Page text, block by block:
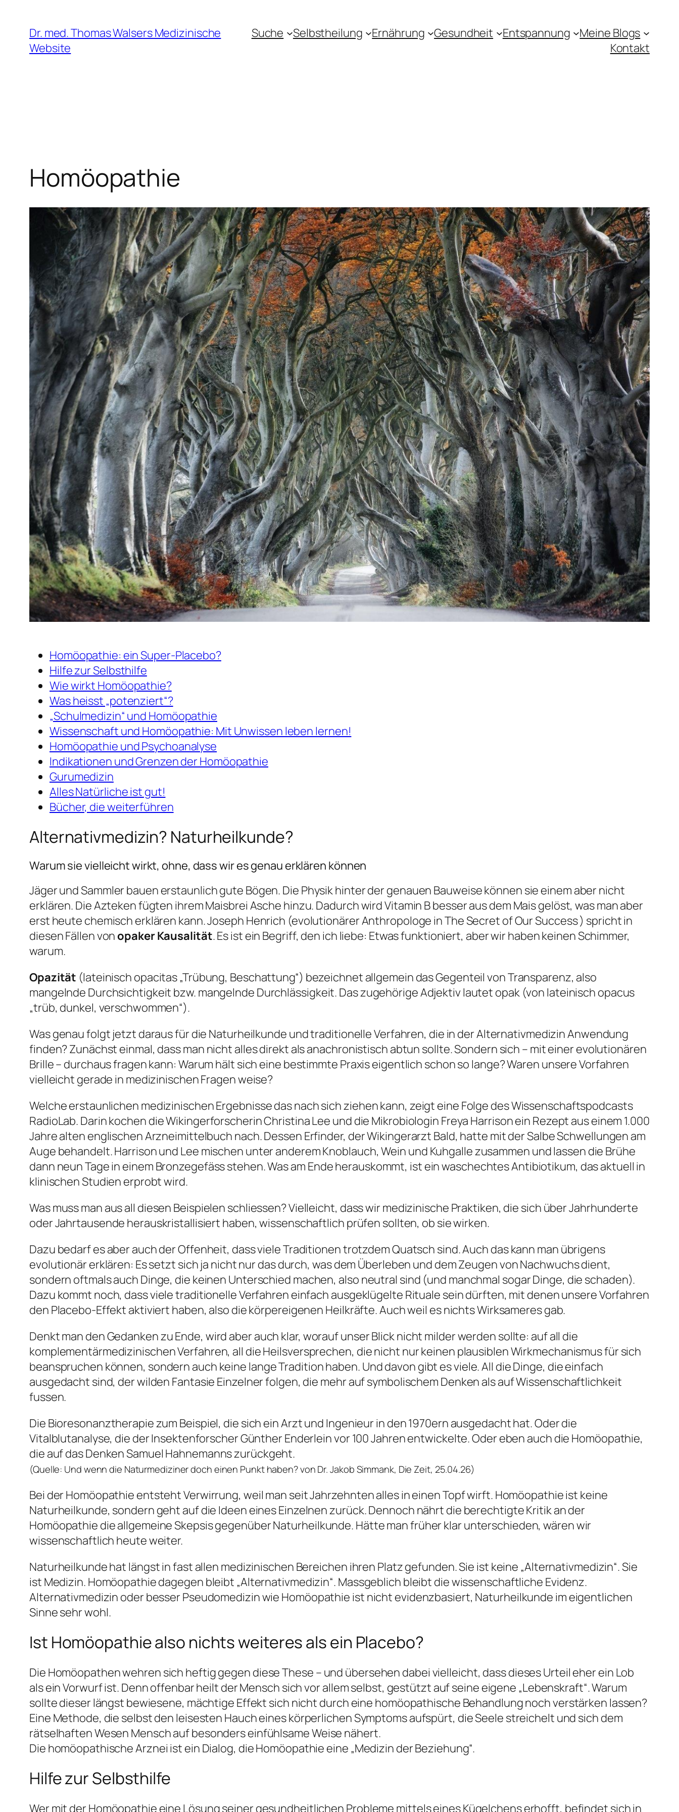
Inhalt
springen
Dr. med. Thomas Walsers Medizinische
Website
Suche Selbstheilung Ernährung Gesundheit Entspannung
Meine Blogs
Kontakt
Homöopathie
Homöopathie: ein Super-Placebo?
Hilfe zur Selbsthilfe
Wie wirkt Homöopathie?
Was heisst „potenziert“?
„Schulmedizin“ und Homöopathie
Wissenschaft und Homöopathie: Mit Unwissen leben lernen!
Homöopathie und Psychoanalyse
Indikationen und Grenzen der Homöopathie
Gurumedizin
Alles Natürliche ist gut!
Bücher, die weiterführen
Alternativmedizin? Naturheilkunde?
Warum sie vielleicht wirkt, ohne, dass wir es genau erklären können
Jäger und Sammler bauen erstaunlich gute Bögen. Die Physik hinter der genauen Bauweise können sie einem aber nicht
erklären. Die Azteken fügten ihrem Maisbrei Asche hinzu. Dadurch wird Vitamin B besser aus dem Mais gelöst, was man aber
erst heute chemisch erklären kann. Joseph Henrich (evolutionärer Anthropologe inThe Secret of Our Success) spricht in
diesen Fällen von opaker Kausalität. Es ist ein Begriff, den ich liebe: Etwas funktioniert, aber wir haben keinen Schimmer,
warum.
Opazität (lateinisch opacitas„Trübung, Beschattung“) bezeichnet allgemein das Gegenteil von Transparenz, also
mangelnde Durchsichtigkeit bzw. mangelnde Durchlässigkeit. Das zugehörige Adjektiv lautet opak(von lateinisch opacus
„trüb, dunkel, verschwommen“).
Was genau folgt jetzt daraus für die Naturheilkunde und traditionelle Verfahren, die in der Alternativmedizin Anwendung
finden? Zunächst einmal, dass man nicht alles direkt als anachronistisch abtun sollte. Sondern sich – mit einer evolutionären
Brille – durchaus fragen kann: Warum hält sich eine bestimmte Praxis eigentlich schon so lange? Waren unsere Vorfahren
vielleicht gerade in medizinischen Fragen weise?
Welche erstaunlichen medizinischen Ergebnisse das nach sich ziehen kann, zeigt eine Folge des Wissenschaftspodcasts
RadioLab. Darin kochen die Wikingerforscherin Christina Lee und die Mikrobiologin Freya Harrison ein Rezept aus einem 1.000
Jahre alten englischen Arzneimittelbuch nach. Dessen Erfinder, der Wikingerarzt Bald, hatte mit der Salbe Schwellungen am
Auge behandelt. Harrison und Lee mischen unter anderem Knoblauch, Wein und Kuhgalle zusammen und lassen die Brühe
dann neun Tage in einem Bronzegefäss stehen. Was am Ende herauskommt, ist ein waschechtes Antibiotikum, das aktuell in
klinischen Studien erprobt wird.
Was muss man aus all diesen Beispielen schliessen? Vielleicht, dass wir medizinische Praktiken, die sich über Jahrhunderte
oder Jahrtausende herauskristallisiert haben, wissenschaftlich prüfen sollten, ob sie wirken.
Dazu bedarf es aber auch der Offenheit, dass viele Traditionen trotzdem Quatsch sind. Auch das kann man übrigens
evolutionär erklären: Es setzt sich ja nicht nur das durch, was dem Überleben und dem Zeugen von Nachwuchs dient,
sondern oftmals auch Dinge, die keinen Unterschied machen, also neutral sind (und manchmal sogar Dinge, die schaden).
Dazu kommt noch, dass viele traditionelle Verfahren einfach ausgeklügelte Rituale sein dürften, mit denen unsere Vorfahren
den Placebo-Effekt aktiviert haben, also die körpereigenen Heilkräfte. Auch weil es nichts Wirksameres gab.
Denkt man den Gedanken zu Ende, wird aber auch klar, worauf unser Blicknicht milder werden sollte: auf all die
komplementärmedizinischen Verfahren, all die Heilsversprechen, die nicht nur keinen plausiblen Wirkmechanismus für sich
beanspruchen können, sondern auch keine lange Tradition haben. Und davon gibt es viele. All die Dinge, die einfach
ausgedacht sind, der wilden Fantasie Einzelner folgen, die mehr auf symbolischem Denken als auf Wissenschaftlichkeit
fussen.
Die Bioresonanztherapie zum Beispiel, die sich ein Arzt und Ingenieur in den 1970ern ausgedacht hat. Oder die
Vitalblutanalyse, die der Insektenforscher Günther Enderlein vor 100 Jahren entwickelte. Oder eben auch die Homöopathie,
die auf das Denken Samuel Hahnemanns zurückgeht.
(Quelle: Und wenn die Naturmediziner doch einen Punkt haben? von Dr. Jakob Simmank, Die Zeit, 25.04.26)
Bei der Homöopathie entsteht Verwirrung, weil man seit Jahrzehnten alles in einen Topf wirft. Homöopathie ist keine
Naturheilkunde, sondern geht auf die Ideen eines Einzelnen zurück. Dennoch nährt die berechtigte Kritik an der
Homöopathie die allgemeine Skepsis gegenüber Naturheilkunde. Hätte man früher klar unterschieden, wären wir
wissenschaftlich heute weiter.
Naturheilkunde hat längst in fast allen medizinischen Bereichen ihren Platz gefunden. Sie ist keine „Alternativmedizin“. Sie
ist Medizin. Homöopathie dagegen bleibt „Alternativmedizin“. Massgeblich bleibt die wissenschaftliche Evidenz.
Alternativmedizin oder besser Pseudomedizin wie Homöopathie ist nicht evidenzbasiert, Naturheilkunde im eigentlichen
Sinne sehr wohl.
Ist Homöopathie also nichts weiteres als ein Placebo?
Die Homöopathen wehren sich heftig gegen diese These – und übersehen dabei vielleicht, dass dieses Urteil eher ein Lob
als ein Vorwurf ist. Denn offenbar heilt der Mensch sich vor allem selbst, gestützt auf seine eigene „Lebenskraft“. Warum
sollte dieser längst bewiesene, mächtige Effekt sich nicht durch eine homöopathische Behandlung noch verstärken lassen?
Eine Methode, die selbst den leisesten Hauch eines körperlichen Symptoms aufspürt, die Seele streichelt und sich dem
rätselhaften Wesen Mensch auf besonders einfühlsame Weise nähert.
Die homöopathische Arznei ist ein Dialog, die Homöopathie eine „Medizin der Beziehung“.
Hilfe zur Selbsthilfe
Wer mit der Homöopathie eine Lösung seiner gesundheitlichen Probleme mittels eines Kügelchens erhofft, befindet sich in